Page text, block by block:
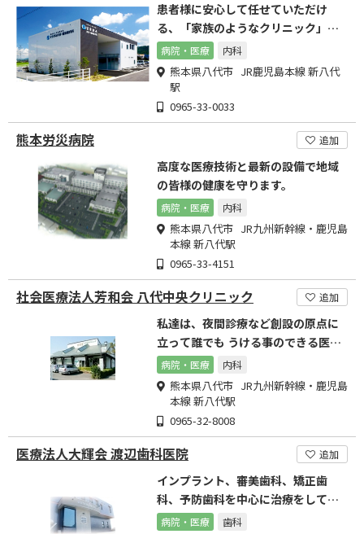
患者様に安心して任せていただけ
る、「家族のようなクリニック」を
目指して
病院・医療 内科
熊本県八代市 JR鹿児島本線 新八代
駅
0965-33-0033
熊本労災病院 追加
高度な医療技術と最新の設備で地域
の皆様の健康を守ります。
病院・医療 内科
熊本県八代市 JR九州新幹線・鹿児島
本線 新八代駅
0965-33-4151
社会医療法人芳和会 八代中央クリニック 追加
私達は、夜間診療など創設の原点に
立って誰でも うける事のできる医療
を皆様と一緒に築きます
病院・医療 内科
熊本県八代市 JR九州新幹線・鹿児島
本線 新八代駅
0965-32-8008
医療法人大輝会 渡辺歯科医院 追加
インプラント、審美歯科、矯正歯
科、予防歯科を中心に治療をしてお
ります。
病院・医療 歯科